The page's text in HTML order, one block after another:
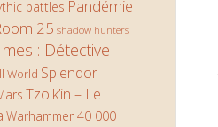
battles Pandémie
25 shadow hunters
: Détective
World Splendor
Tzolk’in – Le
Warhammer 40 000